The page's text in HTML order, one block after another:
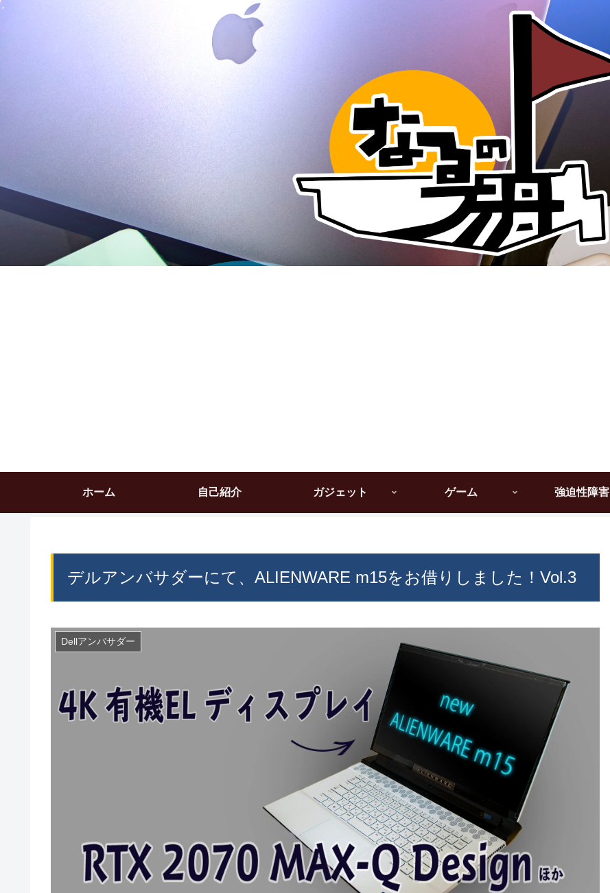
ホーム 自己紹介 ガジェット ゲーム 強迫性障害
デルアンバサダーにて、ALIENWARE m15をお借りしました！Vol.3
Dellアンバサダー